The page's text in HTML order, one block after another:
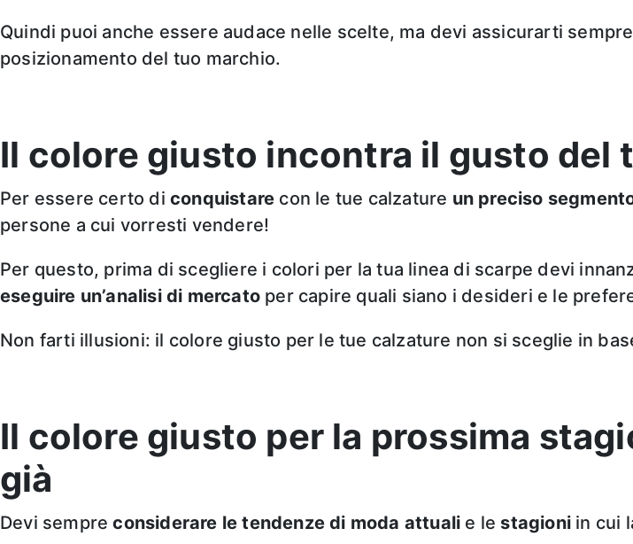
Quindi puoi anche essere audace nelle scelte, ma devi assicurarti
posizionamento del tuo marchio.
Il colore giusto incontra il gusto del
Per essere certo di conquistare con le tue calzature un preciso
persone a cui vorresti vendere!
Per questo, prima di scegliere i colori per la tua linea di scarpe devi
eseguire un’analisi di mercato per capire quali siano i desideri e le
Non farti illusioni: il colore giusto per le tue calzature non si sceglie in
Il colore giusto per la prossima
già
Devi sempreconsiderare le tendenze di moda attuali e le stagioni in cui